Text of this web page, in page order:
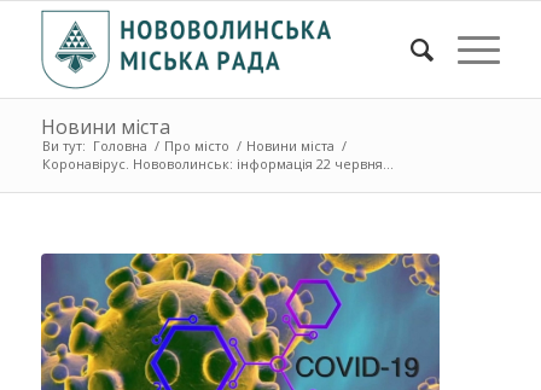
Новини міста
Ви тут: Головна / Про місто / Новини міста /
Коронавірус. Нововолинськ: інформація 22 червня...